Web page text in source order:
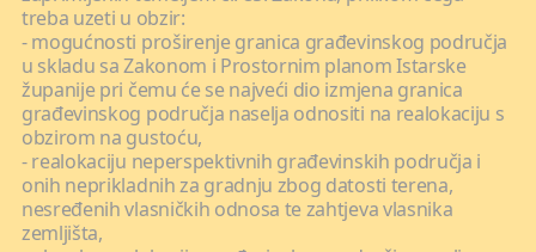
treba uzeti u obzir:
- mogućnosti proširenje granica građevinskog područja
u skladu sa Zakonom i Prostornim planom Istarske
županije pri čemu će se najveći dio izmjena granica
građevinskog područja naselja odnositi na realokaciju s
obzirom na gustoću,
- realokaciju neperspektivnih građevinskih područja i
onih neprikladnih za gradnju zbog datosti terena,
nesređenih vlasničkih odnosa te zahtjeva vlasnika
zemljišta,